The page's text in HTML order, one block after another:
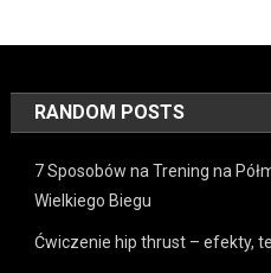
RANDOM POSTS
7 Sposobów na Trening na
Wielkiego Biegu
Ćwiczenie hip thrust – efekty,